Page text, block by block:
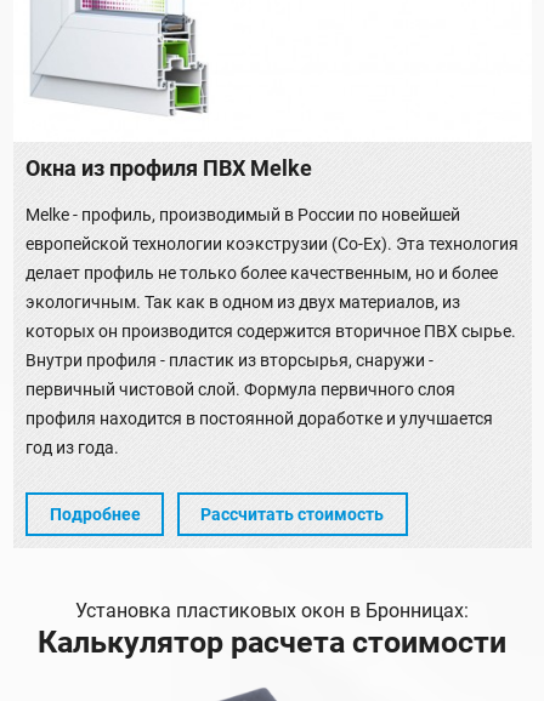
Окна из профиля ПВХ Melke
Melke - профиль, производимый в России по новейшей
европейской технологии коэкструзии (Co-Ex). Эта технология
делает профиль не только более качественным, но и более
экологичным. Так как в одном из двух материалов, из
которых он производится содержится вторичное ПВХ сырье.
Внутри профиля - пластик из вторсырья, снаружи -
первичный чистовой слой. Формула первичного слоя
профиля находится в постоянной доработке и улучшается
год из года.
Подробнее Рассчитать стоимость
Установка пластиковых окон в Бронницах:
Калькулятор расчета стоимости